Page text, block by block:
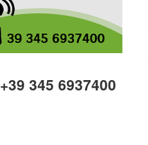
+39 345 6937400